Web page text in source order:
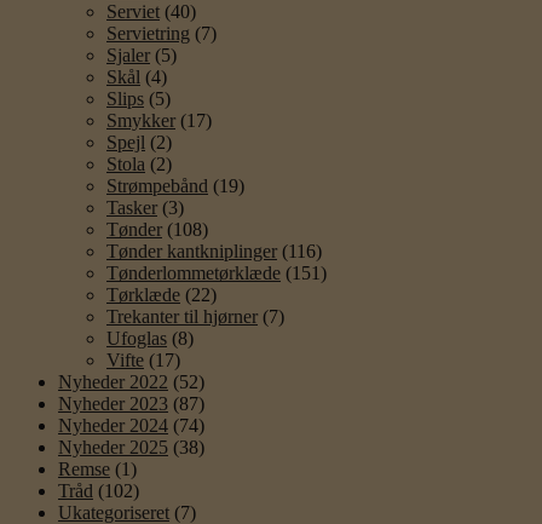
Serviet (40)
Servietring (7)
Sjaler (5)
Skål (4)
Slips (5)
Smykker (17)
Spejl (2)
Stola (2)
Strømpebånd (19)
Tasker (3)
Tønder (108)
Tønder kantkniplinger (116)
Tønderlommetørklæde (151)
Tørklæde (22)
Trekanter til hjørner (7)
Ufoglas (8)
Vifte (17)
Nyheder 2022 (52)
Nyheder 2023 (87)
Nyheder 2024 (74)
Nyheder 2025 (38)
Remse (1)
Tråd (102)
Ukategoriseret (7)